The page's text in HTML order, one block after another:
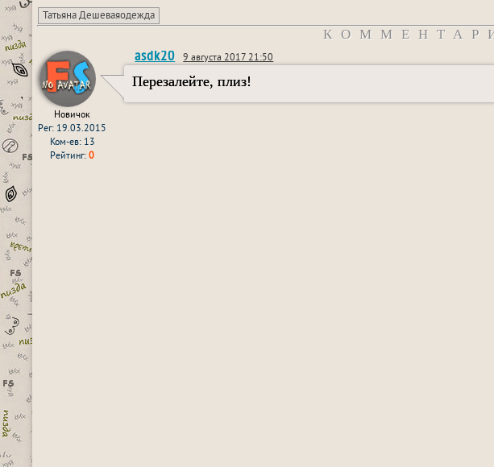
Татьяна Дешеваяодежда
Новичок
Рег: 19.03.2015
Ком-ев: 13
Рейтинг:0
asdk20 9 августа 2017 21:50
Перезалейте, плиз!